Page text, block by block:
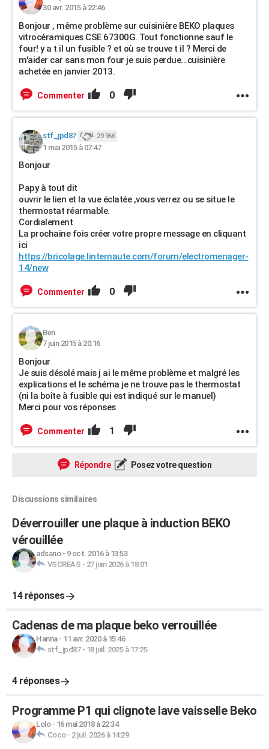
30 avr. 2015 à 22:46
Bonjour , même problème sur cuisinière BEKO plaques
vitrocéramiques CSE 67300G. Tout fonctionne sauf le
four! y a t il un fusible ? et où se trouve t il ? Merci de
m'aider car sans mon four je suis perdue...cuisinière
achetée en janvier 2013.
Commenter 0
stf_jpd87 29 966
1 mai 2015 à 07:47
Bonjour
Papy à tout dit
ouvrir le lien et la vue éclatée ,vous verrez ou se situe le
thermostat réarmable.
Cordialement
La prochaine fois créer votre propre message en cliquant
ici
https://bricolage.linternaute.com/forum/electromenager-
14/new
Commenter 0
Ben
7 juin 2015 à 20:16
Bonjour
Je suis désolé mais j ai le même problème et malgré les
explications et le schéma je ne trouve pas le thermostat
(ni la boîte à fusible qui est indiqué sur le manuel)
Merci pour vos réponses
Commenter 1
Répondre Posez votre question
Discussions similaires
Déverrouiller une plaque à induction BEKO
vérouillée
adsano- 9 oct. 2016 à 13:53
VSCREAS - 27 juin 2026 à 18:01
14 réponses
Cadenas de ma plaque beko verrouillée
Hanna- 11 avr. 2020 à 15:46
stf_jpd87- 18 juil. 2025 à 17:25
4 réponses
Programme P1 qui clignote lave vaisselle Beko
Lolo- 16 mai 2018 à 22:34
Coco- 2 juil. 2026 à 14:29